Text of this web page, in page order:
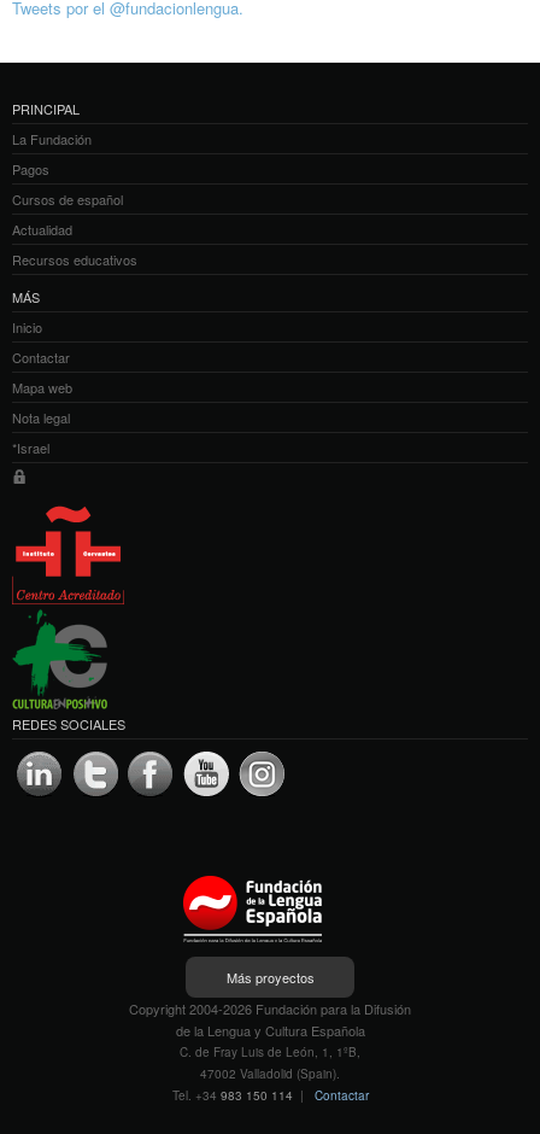
Tweets por el @fundacionlengua.
PRINCIPAL
La Fundación
Pagos
Cursos de español
Actualidad
Recursos educativos
MÁS
Inicio
Contactar
Mapa web
Nota legal
*Israel
REDES SOCIALES
Más proyectos
Copyright 2004-2026 Fundación para la Difusión
de la Lengua y Cultura Española
C. de Fray Luis de León, 1, 1ºB,
47002 Valladolid (Spain).
Tel. +34 983 150 114 | Contactar